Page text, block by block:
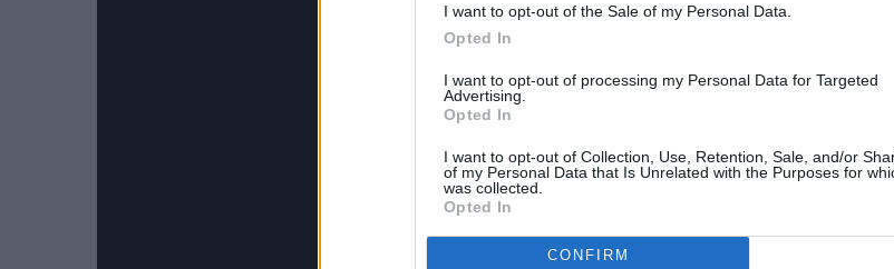
I want to opt-out of the Sale of my Personal Data.
Opted In
I want to opt-out of processing my Personal Data for Targeted
Advertising.
Opted In
I want to opt-out of Collection, Use, Retention, Sale, and/or
of my Personal Data that Is Unrelated with the Purposes for
was collected.
Opted In
CONFIRM